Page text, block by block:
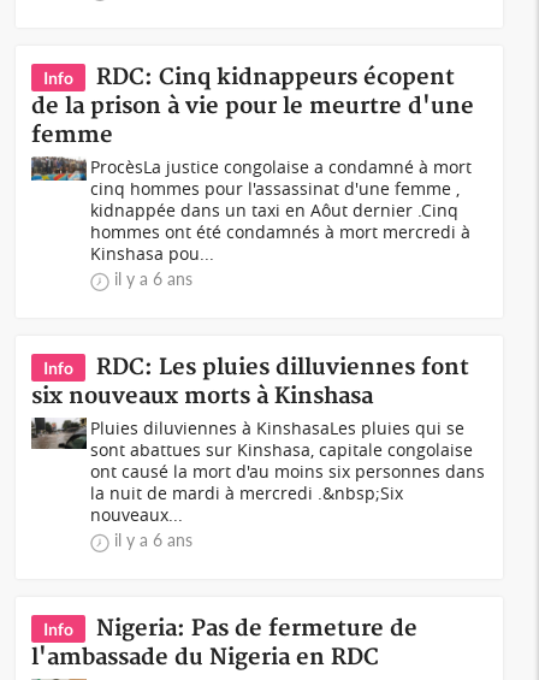
Info
RDC: Cinq kidnappeurs écopent
de la prison à vie pour le meurtre d'une
femme
ProcèsLa justice congolaise a condamné à mort
cinq hommes pour l'assassinat d'une femme ,
kidnappée dans un taxi en Aôut dernier .Cinq
hommes ont été condamnés à mort mercredi à
Kinshasa pou...
il y a 6 ans
Info
RDC: Les pluies dilluviennes font
six nouveaux morts à Kinshasa
Pluies diluviennes à KinshasaLes pluies qui se
sont abattues sur Kinshasa, capitale congolaise
ont causé la mort d'au moins six personnes dans
la nuit de mardi à mercredi .&nbsp;Six
nouveaux...
il y a 6 ans
Info
Nigeria: Pas de fermeture de
l'ambassade du Nigeria en RDC